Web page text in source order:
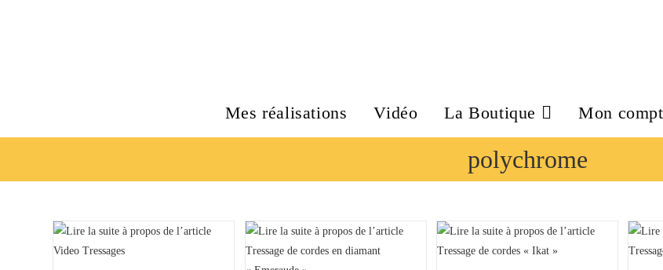
Mes réalisations Vidéo La Boutique Mon
polychrome